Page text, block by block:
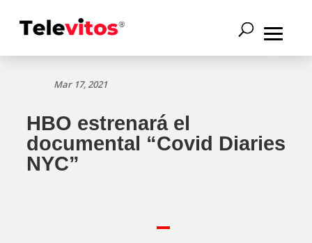
Mar 17, 2021
HBO estrenará el
documental “Covid Diaries
NYC”